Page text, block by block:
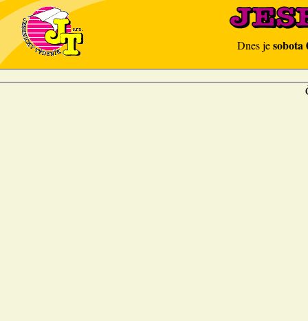
Dnes jesobota